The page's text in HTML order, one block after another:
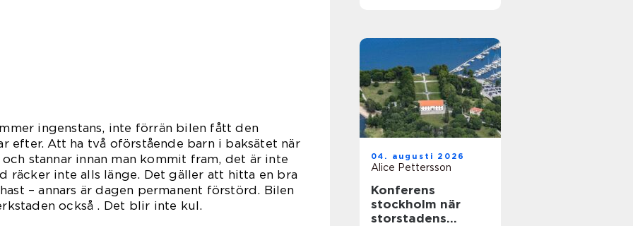
ingenstans, inte förrän bilen fått den
efter. Att ha två oförstående barn i baksätet när
stannar innan man kommit fram, det är inte
räcker inte alls länge. Det gäller att hitta en bra
– annars är dagen permanent förstörd. Bilen
också . Det blir inte kul.
04. augusti 2026
Alice Pettersson
Konferens
stockholm när
storstadens